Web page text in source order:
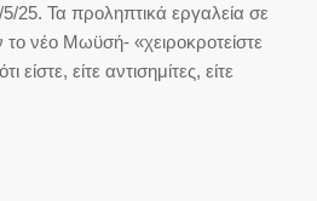
25. Τα προληπτικά εργαλεία σε
νέο Μωϋσή- «χειροκροτείστε
είτε αντισημίτες, είτε